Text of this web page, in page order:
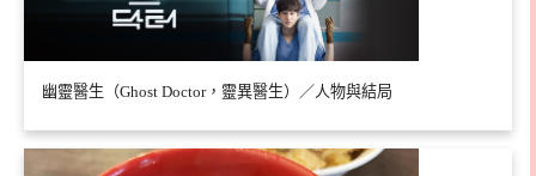
幽靈醫生（Ghost Doctor，靈異醫生）／人物與結局